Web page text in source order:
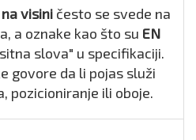
visini često se svede na
a oznake kao što su EN
slova" u specifikaciji.
govore da li pojas služi
pozicioniranje ili oboje.